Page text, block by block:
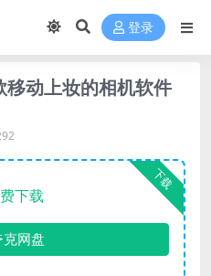
登录
动上妆的相机软件
下载
下载
克网盘